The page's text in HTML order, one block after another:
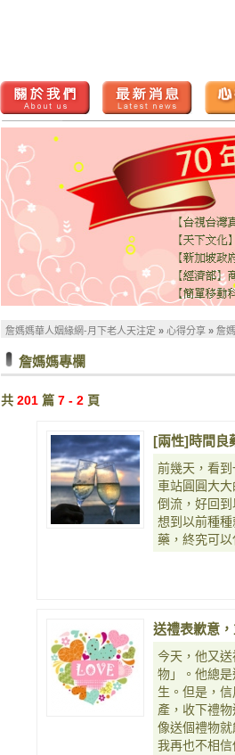
詹媽媽華人姻緣網-月下老人天注定 » 心得分享 » 詹
詹媽媽專欄
共 201 篇 7 - 2 頁
[兩性]時間良
前幾天，看
車站圓圓大
倒流，好回
想到以前種
藥，終究可以
送禮表歉意
今天，他又
物」。他總
生。但是，
產，收下禮
像送個禮物
我再也不相信